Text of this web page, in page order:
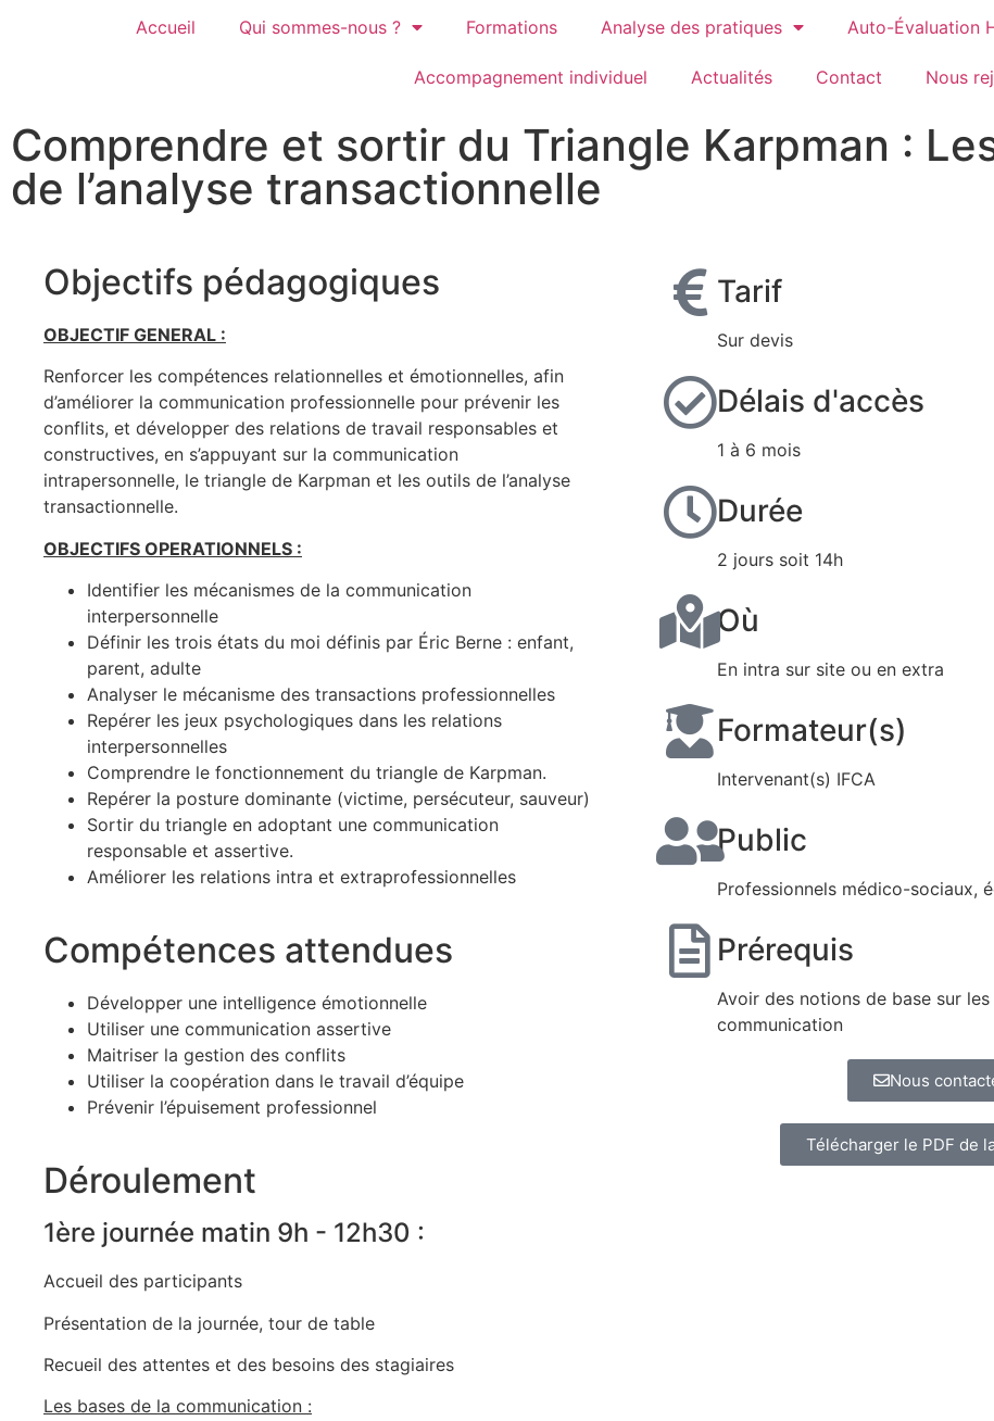
Accueil Qui sommes-nous ? Formations Analyse des pratiques Auto-Évaluation
Accompagnement individuel Actualités Contact Nous
Comprendre et sortir du Triangle Karpman :
de l’analyse transactionnelle
Objectifs pédagogiques
OBJECTIF GENERAL :
Renforcer les compétences relationnelles et émotionnelles, afin
d’améliorer la communication professionnelle pour prévenir les
conflits, et développer des relations de travail responsables et
constructives, en s’appuyant sur la communication
intrapersonnelle, le triangle de Karpman et les outils de l’analyse
transactionnelle.
OBJECTIFS OPERATIONNELS :
Identifier les mécanismes de la communication
interpersonnelle
Définir les trois états du moi définis par Éric Berne : enfant,
parent, adulte
Analyser le mécanisme des transactions professionnelles
Repérer les jeux psychologiques dans les relations
interpersonnelles
Comprendre le fonctionnement du triangle de Karpman.
Repérer la posture dominante (victime, persécuteur, sauveur)
Sortir du triangle en adoptant une communication
responsable et assertive.
Améliorer les relations intra et extraprofessionnelles
Compétences attendues
Développer une intelligence émotionnelle
Utiliser une communication assertive
Maitriser la gestion des conflits
Utiliser la coopération dans le travail d’équipe
Prévenir l’épuisement professionnel
Déroulement
1ère journée matin 9h - 12h30 :
Accueil des participants
Présentation de la journée, tour de table
Recueil des attentes et des besoins des stagiaires
Les bases de la communication :
Tarif
Sur devis
Délais d'accès
1 à 6 mois
Durée
2 jours soit 14h
Où
En intra sur site ou en extra
Formateur(s)
Intervenant(s) IFCA
Public
Professionnels médico-sociaux,
Prérequis
Avoir des notions de base sur
communication
Nous
Télécharger le PDF de